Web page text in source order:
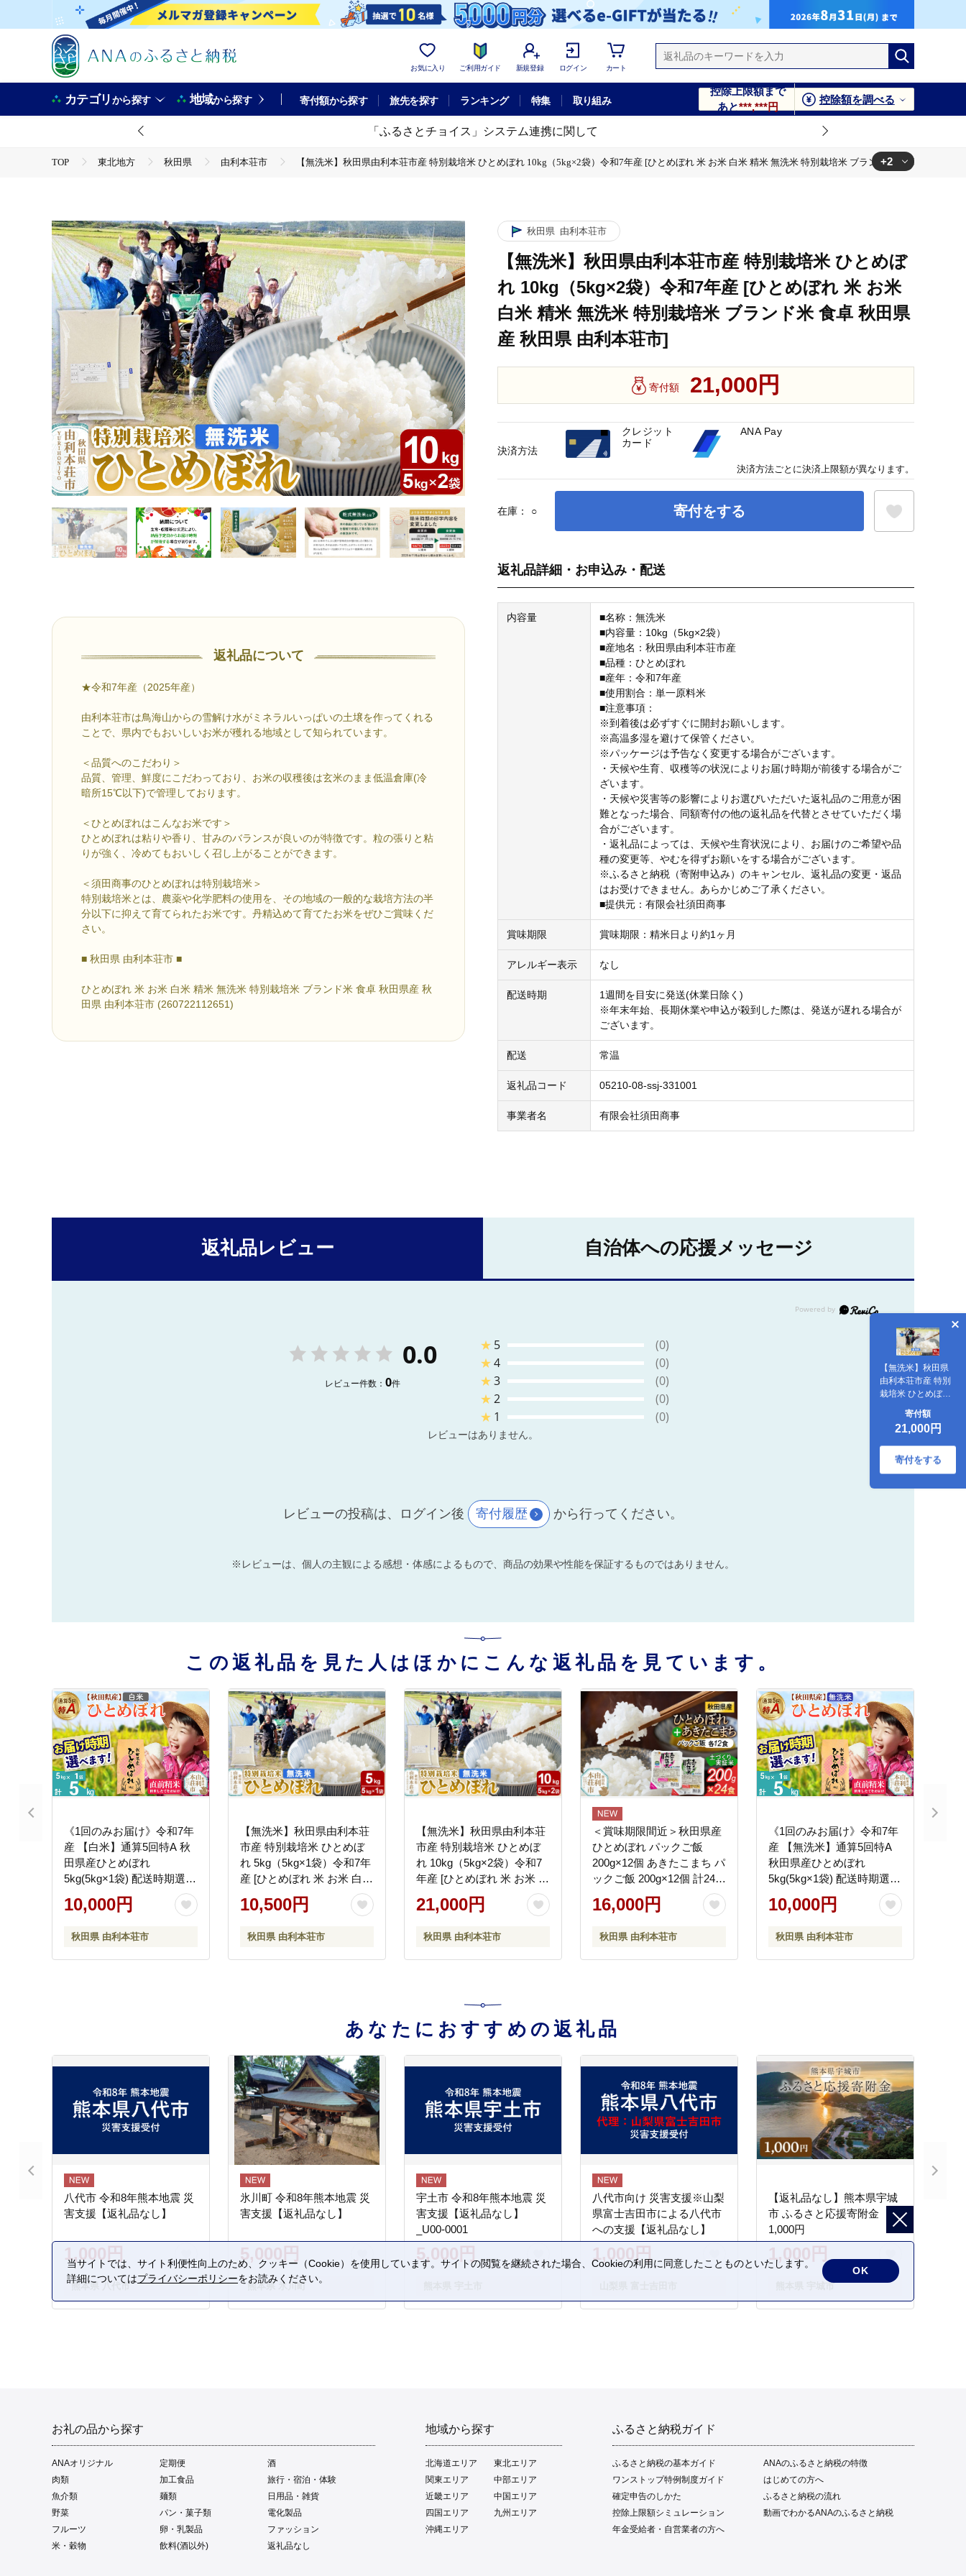
お気に入り ご利用ガイド 新規登録 ログイン カート
カテゴリから探す 地域から探す 寄付額から探す 旅先を探す ランキング 特集 取り組み
控除上限額まで
あと***,***円
控除額を調べる
「ふるさとチョイス」システム連携に関して
TOP 東北地方 秋田県 由利本荘市
【無洗米】秋田県由利本荘市産 特別栽培米 ひとめぼれ 10kg（5kg×2袋）令和7年産 [ひとめぼれ 米 お米 白米 精米 無洗米 特別栽培米 ブランド米 食卓 秋田県産
+2
返礼品について
★令和7年産（2025年産）
由利本荘市は鳥海山からの雪解け水がミネラルいっぱいの土壌を作ってくれる
ことで、県内でもおいしいお米が穫れる地域として知られています。
＜品質へのこだわり＞
品質、管理、鮮度にこだわっており、お米の収穫後は玄米のまま低温倉庫(冷
暗所15℃以下)で管理しております。
＜ひとめぼれはこんなお米です＞
ひとめぼれは粘りや香り、甘みのバランスが良いのが特徴です。粒の張りと粘
りが強く、冷めてもおいしく召し上がることができます。
＜須田商事のひとめぼれは特別栽培米＞
特別栽培米とは、農薬や化学肥料の使用を、その地域の一般的な栽培方法の半
分以下に抑えて育てられたお米です。丹精込めて育てたお米をぜひご賞味くだ
さい。
■ 秋田県 由利本荘市 ■
ひとめぼれ 米 お米 白米 精米 無洗米 特別栽培米 ブランド米 食卓 秋田県産 秋
田県 由利本荘市 (260722112651)
秋田県 由利本荘市
【無洗米】秋田県由利本荘市産 特別栽培米 ひとめぼ
れ 10kg（5kg×2袋）令和7年産 [ひとめぼれ 米 お米
白米 精米 無洗米 特別栽培米 ブランド米 食卓 秋田県
産 秋田県 由利本荘市]
寄付額 21,000円
在庫： ○ 寄付をする
【無洗米】秋田県
由利本荘市産 特別
栽培米 ひとめぼれ
10kg（5kg×2袋）
令和7年産 [ひとめ
ぼれ 米 お米 白米
精米 無洗米 特別栽
培米 ブランド米 食
卓 秋田県産 秋田県
寄付額
21,000円
寄付をする
返礼品詳細・お申込み・配送
内容量
■名称：無洗米
■内容量：10kg（5kg×2袋）
■産地名：秋田県由利本荘市産
■品種：ひとめぼれ
■産年：令和7年産
■使用割合：単一原料米
■注意事項：
※到着後は必ずすぐに開封お願いします。
※高温多湿を避けて保管ください。
※パッケージは予告なく変更する場合がございます。
・天候や生育、収穫等の状況によりお届け時期が前後する場合がご
ざいます。
・天候や災害等の影響によりお選びいただいた返礼品のご用意が困
難となった場合、同額寄付の他の返礼品を代替とさせていただく場
合がございます。
・返礼品によっては、天候や生育状況により、お届けのご希望や品
種の変更等、やむを得ずお願いをする場合がございます。
※ふるさと納税（寄附申込み）のキャンセル、返礼品の変更・返品
はお受けできません。あらかじめご了承ください。
■提供元：有限会社須田商事
賞味期限 賞味期限：精米日より約1ヶ月
アレルギー表示 なし
配送時期
1週間を目安に発送(休業日除く)
※年末年始、長期休業や申込が殺到した際は、発送が遅れる場合が
ございます。
配送 常温
返礼品コード 05210-08-ssj-331001
事業者名 有限会社須田商事
決済方法
クレジット
カード
ANA Pay
決済方法ごとに決済上限額が異なります。
返礼品レビュー 自治体への応援メッセージ
0.0
レビュー件数： 0件
★ 5
(0)
★4
(0)
★3
(0)
★2
(0)
★ 1 (0)
レビューはありません。
レビューの投稿は、ログイン後 寄付履歴 から行ってください。
※レビューは、個人の主観による感想・体感によるもので、商品の効果や性能を保証するものではありません。
この返礼品を見た人はほかにこんな返礼品を見ています。
《1回のみお届け》令和7年
産 【白米】通算5回特A 秋
田県産ひとめぼれ
5kg(5kg×1袋) 配送時期選べ
る お米 米 こめ 藤岡農産
[米 白米 特A 精米 秋田県 東
分け 直前精米 おいしい米
おすすめ お届け時期選べ
10,000円
秋田県 由利本荘市
【無洗米】秋田県由利本荘
市産 特別栽培米 ひとめぼ
れ 5kg（5kg×1袋）令和7年
産 [ひとめぼれ 米 お米 白米
精米 無洗米 特別栽培米 ブ
ランド米 食卓 秋田県産 秋
10,500円
秋田県 由利本荘市
【無洗米】秋田県由利本荘
市産 特別栽培米 ひとめぼ
れ 10kg（5kg×2袋）令和7
年産 [ひとめぼれ 米 お米 白
米 精米 無洗米 特別栽培米
ブランド米 食卓 秋田県産
21,000円
秋田県 由利本荘市
＜賞味期限間近＞秋田県産
ひとめぼれ パックご飯
200g×12個 あきたこまち パ
ックご飯 200g×12個 計24個
[ひとめぼれ あきたこまち
米 お米 こめ 白米 精米 ブラ
トルト 簡単 レンジ 秋田県
産 秋田県 由利本荘市]
16,000円
秋田県 由利本荘市
《1回のみお届け》令和7年
産 【無洗米】通算5回特A
秋田県産ひとめぼれ
5kg(5kg×1袋) 配送時期選べ
る お米 米 こめ 藤岡農産
[米 無洗米 白米 特A 精米 秋
小袋 小分け 直前精米 おい
しい米 おすすめ お届け時
10,000円
秋田県 由利本荘市
あなたにおすすめの返礼品
八代市 令和8年熊本地震 災
害支援【返礼品なし】
1,000円
熊本県 八代市
氷川町 令和8年熊本地震 災
害支援【返礼品なし】
5,000円
熊本県 氷川町
宇土市 令和8年熊本地震 災
害支援【返礼品なし】
_U00-0001
5,000円
八代市向け 災害支援※山梨
県富士吉田市による八代市
への支援【返礼品なし】
1,000円
【返礼品なし】熊本県宇城
市 ふるさと応援寄附金
1,000円
1,000円
熊本県 宇城市
お礼の品から探す
ANAオリジナル 定期便
酒
肉類
加工食品
旅行・宿泊・体験
魚介類
麺類
日用品・雑貨
野菜
パン・菓子類
電化製品
フルーツ
卵・乳製品
ファッション
米・穀物
飲料(酒以外) 返礼品なし
地域から探す
北海道エリア
東北エリア
関東エリア
中部エリア
近畿エリア
中国エリア
四国エリア
九州エリア
沖縄エリア
ふるさと納税ガイド
ふるさと納税の基本ガイド
ANAのふるさと納税の特徴
ワンストップ特例制度ガイド
はじめての方へ
確定申告のしかた
ふるさと納税の流れ
控除上限額シミュレーション
動画でわかるANAのふるさと納税
年金受給者・自営業者の方へ
当サイトでは、サイト利便性向上のため、クッキー（Cookie）を使用しています。サイトの閲覧を継続された場合、Cookieの利用に同意したことものといたします。
詳細についてはプライバシーポリシーをお読みください。
OK